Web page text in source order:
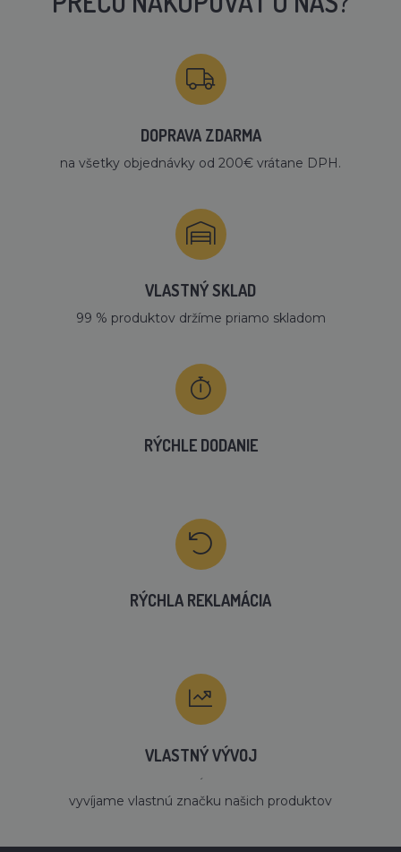
DOPRAVA ZDARMA
na všetky objednávky od 200€ vrátane DPH.
VLASTNÝ SKLAD
99 % produktov držíme priamo skladom
RÝCHLE DODANIE
RÝCHLA REKLAMÁCIA
VLASTNÝ VÝVOJ
´
vyvíjame vlastnú značku našich produktov